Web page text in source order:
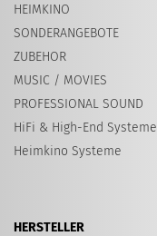
HEIMKINO
SONDERANGEBOTE
ZUBEHOR
MUSIC / MOVIES
PROFESSIONAL SOUND
HiFi & High-End Systeme
Heimkino Systeme
HERSTELLER